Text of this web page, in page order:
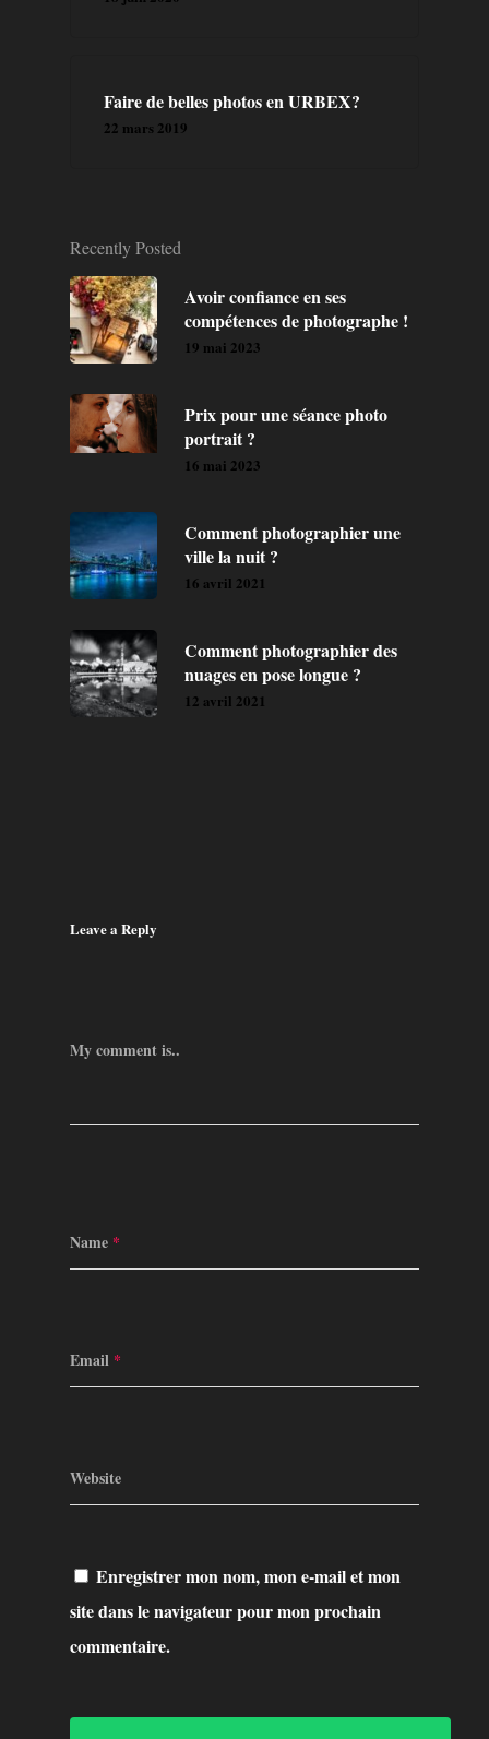
Faire de belles photos en URBEX?
22 mars 2019
Recently Posted
Avoir confiance en ses
compétences de photographe !
19 mai 2023
Prix pour une séance photo
portrait ?
16 mai 2023
Comment photographier une
ville la nuit ?
16 avril 2021
Comment photographier des
nuages en pose longue ?
12 avril 2021
Leave a Reply
My comment is..
Name *
Email *
Website
Enregistrer mon nom, mon e-mail et mon
site dans le navigateur pour mon prochain
commentaire.